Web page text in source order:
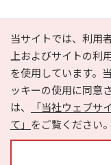
当サイトでは、利用
上およびサイトの利
を使用しています。
ッキーの使用に同意
は、
「当社ウェブ
て」 をご覧ください。
e-NAVITA（イーナ
利用規約
個人
サイトマップ